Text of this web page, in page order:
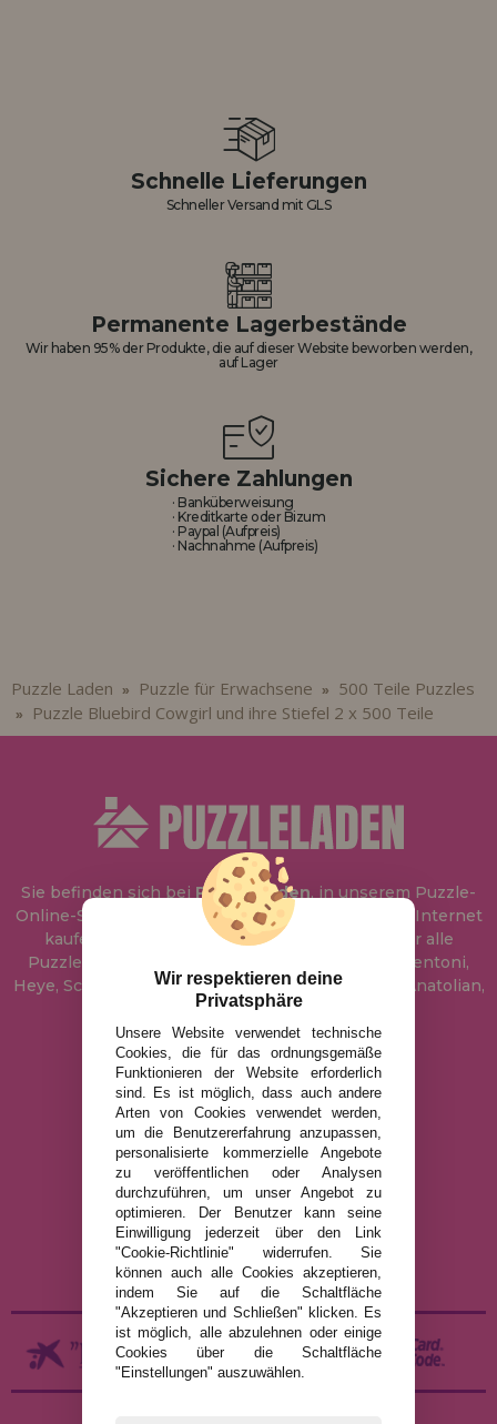
Schnelle Lieferungen
Schneller Versand mit GLS
Permanente Lagerbestände
Wir haben 95% der Produkte, die auf dieser Website beworben werden,
auf Lager
Sichere Zahlungen
· Banküberweisung
· Kreditkarte oder Bizum
· Paypal (Aufpreis)
· Nachnahme (Aufpreis)
Puzzle Laden » Puzzle für Erwachsene » 500 Teile Puzzles
» Puzzle Bluebird Cowgirl und ihre Stiefel 2 x 500 Teile
Sie befinden sich bei Puzzle Laden, in unserem Puzzle-
Online-Shop, wo Sie Puzzle zum besten Preis im Internet
kaufen können. In unserem Katalog führen wir alle
Puzzles der Marken Educa, Ravensburger, Clementoni,
Heye, Schmidt, Castorland, Jumbo, Trefl, Piatnik, Anatolian,
Art Puzzle, Gibsons und viele mehr.
info@puzzleladen.de
RECHTLICHE HINWEISE
DATENSCHUTZRICHTLINIE
COOKIE-RICHTLINIE
VERSAND UND RÜCKGABE
RÜCKGABE / WIDERRUF
Wir respektieren deine
Privatsphäre
Unsere Website verwendet technische
Cookies, die für das ordnungsgemäße
Funktionieren der Website erforderlich
sind. Es ist möglich, dass auch andere
Arten von Cookies verwendet werden,
um die Benutzererfahrung anzupassen,
personalisierte kommerzielle Angebote
zu veröffentlichen oder Analysen
durchzuführen, um unser Angebot zu
optimieren. Der Benutzer kann seine
Einwilligung jederzeit über den Link
"Cookie-Richtlinie" widerrufen. Sie
können auch alle Cookies akzeptieren,
indem Sie auf die Schaltfläche
"Akzeptieren und Schließen" klicken. Es
ist möglich, alle abzulehnen oder einige
Cookies über die Schaltfläche
"Einstellungen" auszuwählen.